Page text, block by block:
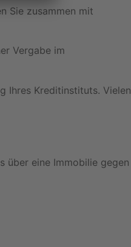
Sie zusammen mit
Vergabe im
Ihres Kreditinstituts. Vielen
über eine Immobilie gegen